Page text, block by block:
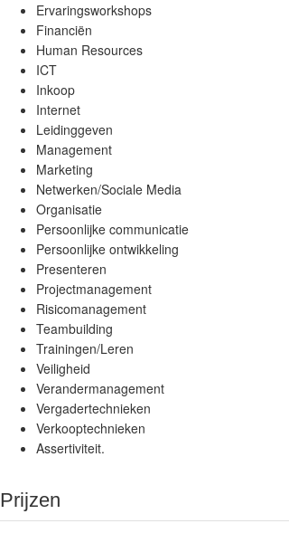
Ervaringsworkshops
Financiën
Human Resources
ICT
Inkoop
Internet
Leidinggeven
Management
Marketing
Netwerken/Sociale Media
Organisatie
Persoonlijke communicatie
Persoonlijke ontwikkeling
Presenteren
Projectmanagement
Risicomanagement
Teambuilding
Trainingen/Leren
Veiligheid
Verandermanagement
Vergadertechnieken
Verkooptechnieken
Assertiviteit.
Prijzen